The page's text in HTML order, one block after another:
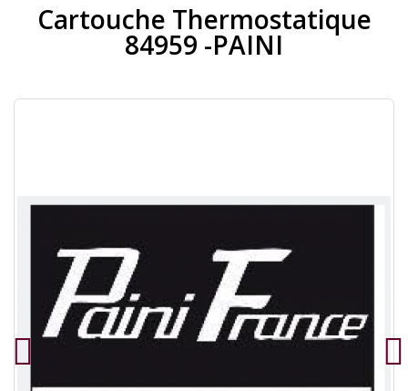
Cartouche Thermostatique
84959 -PAINI